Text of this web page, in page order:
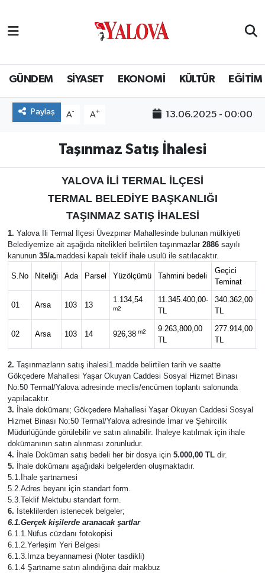
GÜNDEM SİYASET EKONOMİ KÜLTÜR EĞİTİM
Paylaş A- A+ 13.06.2025 - 00:00
Taşınmaz Satış İhalesi
YALOVA İLİ TERMAL İLÇESİ
TERMAL BELEDİYE BAŞKANLIĞI
TAŞINMAZ SATIŞ İHALESİ
1. Yalova İli Termal İlçesi Üvezpınar Mahallesinde bulunan mülkiyeti
Belediyemize ait aşağıda nitelikleri belirtilen taşınmazlar 2886 sayılı
kanunun 35/a.maddesi kapalı teklif ihale usulü ile satılacaktır.
S.No Niteliği Ada Parsel Yüzölçümü Tahmini bedeli
Geçici
Teminat
01 Arsa 103 13
1.134,54
m2
11.345.400,00-
TL
340.362,00
TL
02 Arsa 103 14 926,38m2
9.263,800,00
TL
277.914,00
TL
2. Taşınmazların satış ihalesi1.madde belirtilen tarih ve saatte
Gökçedere Mahallesi Yaşar Okuyan Caddesi Sosyal Hizmet Binası
No:50 Termal/Yalova adresinde meclis/encümen toplantı salonunda
yapılacaktır.
3.
İhale dokümanı; Gökçedere Mahallesi Yaşar Okuyan Caddesi Sosyal
Hizmet Binası No:50 Termal/Yalova adresinde İmar ve Şehircilik
Müdürlüğünde görülebilir ve satın alınabilir. İhaleye katılmak için ihale
dokümanının satın alınması zorunludur.
4.
İhale Doküman satış bedeli her bir dosya için5.000,00 TLdir.
5.
İhale dokümanı aşağıdaki belgelerden oluşmaktadır.
5.1.İhale şartnamesi
5.2.Adres beyanı için standart form.
5.3.Teklif Mektubu standart form.
6. İsteklilerden istenecek belgeler;
6.1.Gerçek kişilerde aranacak şartlar
6.1.1.Nüfus cüzdanı fotokopisi
6.1.2.Yerleşim Yeri Belgesi
6.1.3.İmza beyannamesi (Noter tasdikli)
6.1.4 Şartname satın alındığına dair makbuz
SİYASET
EKONOMİ
EĞİTİM
BİLİM VE TEKNOLOJİ
SAĞLIK
İLÇELERİMİZ
RESMİ İLAN
Yalova Nöbetçi Eczaneler
Yalova Hava Durumu
Yalova Namaz Vakitleri
Puan Durumu ve Fikstür
Tüm Manşetler
Son Dakika Haberleri
Haber Arşivi